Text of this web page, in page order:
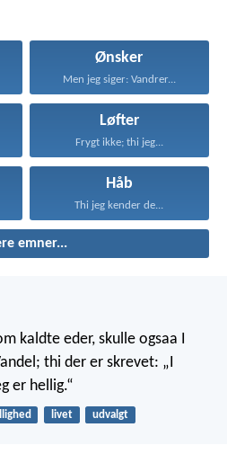
Ønsker
Men jeg siger: Vandrer...
Løfter
Frygt ikke; thi jeg...
Håb
Thi jeg kender de...
emner...
kaldte eder, skulle ogsaa I
thi der er skrevet: „I
er hellig.“
livet udvalgt